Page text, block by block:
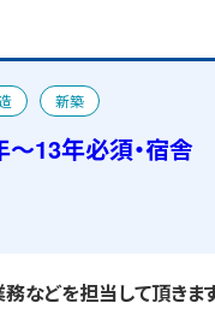
新築
～13年必須・宿舎
などを担当して頂きま